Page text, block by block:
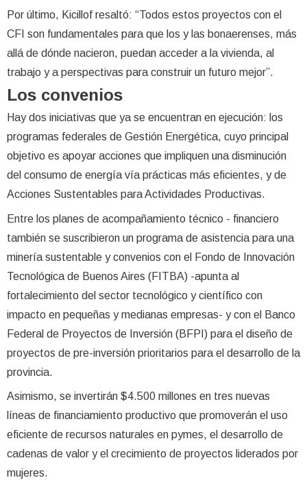
Por último, Kicillof resaltó: “Todos estos proyectos con el
CFI son fundamentales para que los y las bonaerenses, más
allá de dónde nacieron, puedan acceder a la vivienda, al
trabajo y a perspectivas para construir un futuro mejor”.
Los convenios
Hay dos iniciativas que ya se encuentran en ejecución: los
programas federales de Gestión Energética, cuyo principal
objetivo es apoyar acciones que impliquen una disminución
del consumo de energía vía prácticas más eficientes, y de
Acciones Sustentables para Actividades Productivas.
Entre los planes de acompañamiento técnico - financiero
también se suscribieron un programa de asistencia para una
minería sustentable y convenios con el Fondo de Innovación
Tecnológica de Buenos Aires (FITBA) -apunta al
fortalecimiento del sector tecnológico y científico con
impacto en pequeñas y medianas empresas- y con el Banco
Federal de Proyectos de Inversión (BFPI) para el diseño de
proyectos de pre-inversión prioritarios para el desarrollo de la
provincia.
Asimismo, se invertirán $4.500 millones en tres nuevas
líneas de financiamiento productivo que promoverán el uso
eficiente de recursos naturales en pymes, el desarrollo de
cadenas de valor y el crecimiento de proyectos liderados por
mujeres.